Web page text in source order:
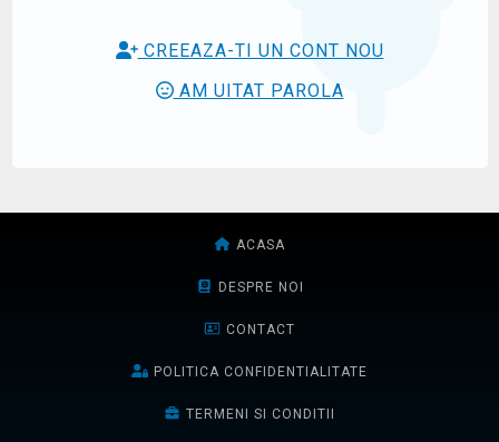
CREEAZA-TI UN CONT NOU
AM UITAT PAROLA
ACASA
DESPRE NOI
CONTACT
POLITICA CONFIDENTIALITATE
TERMENI SI CONDITII